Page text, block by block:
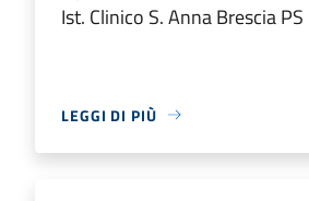
Ist. Clinico S. Anna Brescia PS
LEGGI DI PIÙ